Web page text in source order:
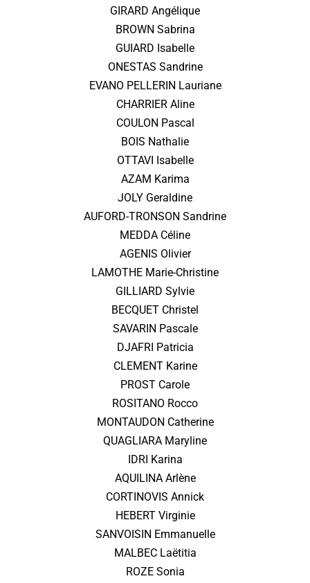
GIRARD Angélique
BROWN Sabrina
GUIARD Isabelle
ONESTAS Sandrine
EVANO PELLERIN Lauriane
CHARRIER Aline
COULON Pascal
BOIS Nathalie
OTTAVI Isabelle
AZAM Karima
JOLY Geraldine
AUFORD-TRONSON Sandrine
MEDDA Céline
AGENIS Olivier
LAMOTHE Marie-Christine
GILLIARD Sylvie
BECQUET Christel
SAVARIN Pascale
DJAFRI Patricia
CLEMENT Karine
PROST Carole
ROSITANO Rocco
MONTAUDON Catherine
QUAGLIARA Maryline
IDRI Karina
AQUILINA Arlène
CORTINOVIS Annick
HEBERT Virginie
SANVOISIN Emmanuelle
MALBEC Laëtitia
ROZE Sonia